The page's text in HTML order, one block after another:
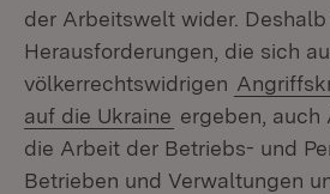
der Arbeitswelt wider.
Herausforderungen, die sich
völkerrechtswidrigen
auf die Ukraine ergeben, auch
die Arbeit der Betriebs- und
Betrieben und Verwaltungen